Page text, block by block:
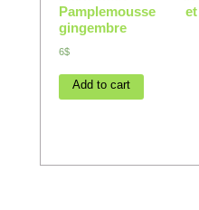
Pamplemousse et
gingembre
6$
Add to cart